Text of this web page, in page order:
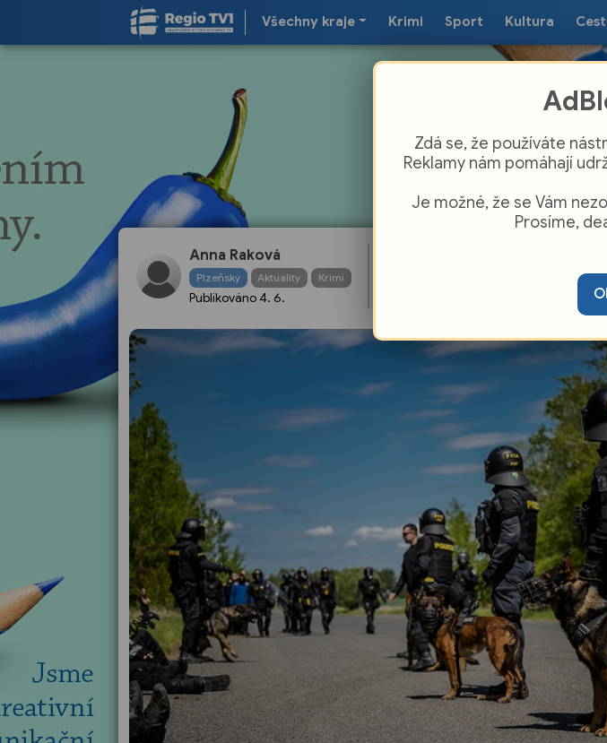
Všechny kraje Krimi Sport Kultura
Anna Raková
Plzeňský Aktuality Krimi
Publikováno 4. 6.
pořádkové jednotky:
Zdá se, že používáte
Reklamy nám pomáhají
Je možné, že se Vám
Prosíme,